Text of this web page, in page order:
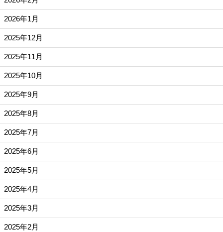
2026年1月
2025年12月
2025年11月
2025年10月
2025年9月
2025年8月
2025年7月
2025年6月
2025年5月
2025年4月
2025年3月
2025年2月